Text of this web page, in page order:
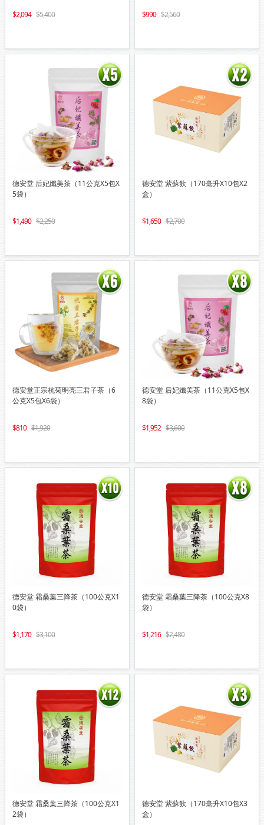
2,094 5,400 990 2,560
德安堂 后妃孅美茶（11公克X5包X
5袋）
1,490 2,250
德安堂 紫蘇飲（170毫升X10包X2
盒）
1,650 2,700
德安堂正宗杭菊明亮三君子茶（6
公克X5包X6袋）
810 1,920
德安堂 后妃孅美茶（11公克X5包X
8袋）
1,952 3,600
德安堂 霜桑葉三降茶（100公克X1
0袋）
1,170 3,100
德安堂 霜桑葉三降茶（100公克X8
袋）
1,216 2,480
德安堂 霜桑葉三降茶（100公克X1
2袋）
德安堂 紫蘇飲（170毫升X10包X3
盒）